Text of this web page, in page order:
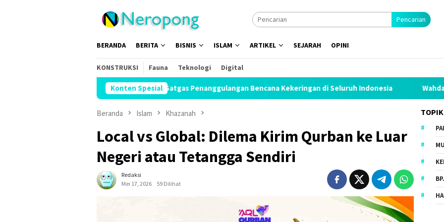
Pencarian
BERANDA BERITA BISNIS ISLAM ARTIKEL SEJARAH OPINI
KONSTRUKSI Fauna Teknologi Digital
Konten Spesial
Panjang, UAR Bentuk Satgas Penanggulangan Bencana Kekeringan di Seluruh Indonesia Wahdah Islamiyah Akan
Beranda Islam Khazanah
Local vs Global: Dilema Kirim Qurban ke Luar
Negeri atau Tetangga Sendiri
Redaksi
Mei 17, 2026
59 Dilihat